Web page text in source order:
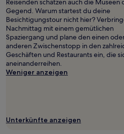
Reisenden schätzen auch die Museen
Gegend. Warum startest du deine
Besichtigungstour nicht hier?
Nachmittag mit einem gemütlichen
Spaziergang und plane den einen
anderen Zwischenstopp in den
Geschäften und Restaurants ein, die
aneinanderreihen.
Weniger anzeigen
Unterkünfte anzeigen